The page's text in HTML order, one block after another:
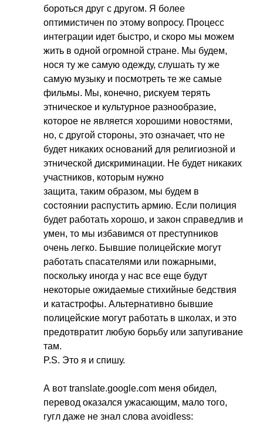
бороться друг с другом. Я более
оптимистичен по этому вопросу. Процесс
интеграции идет быстро, и скоро мы можем
жить в одной огромной стране. Мы будем,
нося ту же самую одежду, слушать ту же
самую музыку и посмотреть те же самые
фильмы. Мы, конечно, рискуем терять
этническое и культурное разнообразие,
которое не является хорошими новостями,
но, с другой стороны, это означает, что не
будет никаких оснований для религиозной и
этнической дискриминации. Не будет никаких
участников, которым нужно
защита, таким образом, мы будем в
состоянии распустить армию. Если полиция
будет работать хорошо, и закон справедлив и
умен, то мы избавимся от преступников
очень легко. Бывшие полицейские могут
работать спасателями или пожарными,
поскольку иногда у нас все еще будут
некоторые ожидаемые стихийные бедствия
и катастрофы. Альтернативно бывшие
полицейские могут работать в школах, и это
предотвратит любую борьбу или запугивание
там.
P.S. Это я и спишу.
А вот translate.google.com меня обидел,
перевод оказался ужасающим, мало того,
гугл даже не знал слова avoidless: